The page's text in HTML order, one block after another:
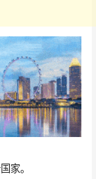
家。